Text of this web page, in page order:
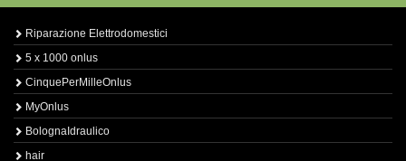
Riparazione Elettrodomestici
5 x 1000 onlus
CinquePerMilleOnlus
MyOnlus
BolognaIdraulico
hair